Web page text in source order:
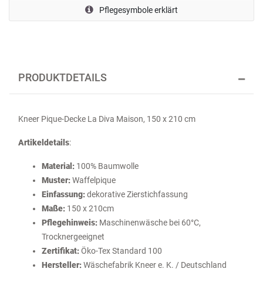
Pflegesymbole erklärt
PRODUKTDETAILS
Kneer Pique-Decke La Diva Maison, 150 x 210 cm
Artikeldetails:
Material: 100% Baumwolle
Muster:Waffelpique
Einfassung:dekorative Zierstichfassung
Maße: 150 x 210cm
Pflegehinweis: Maschinenwäsche bei 60°C,
Trocknergeeignet
Zertifikat:Öko-Tex Standard 100
Hersteller:Wäschefabrik Kneer e. K. / Deutschland